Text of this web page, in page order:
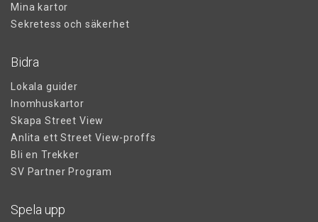
Mina kartor
Sekretess och säkerhet
Bidra
Lokala guider
Inomhuskartor
Skapa Street View
Anlita ett Street View-proffs
Bli en Trekker
SV Partner Program
Spela upp